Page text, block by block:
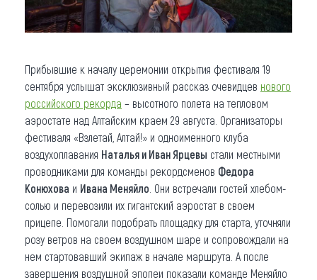
Прибывшие к началу церемонии открытия фестиваля 19
сентября услышат эксклюзивный рассказ очевидцев нового
российского рекорда – высотного полета на тепловом
аэростате над Алтайским краем 29 августа. Организаторы
фестиваля «Взлетай, Алтай!» и одноименного клуба
воздухоплавания Наталья и Иван Ярцевы стали местными
проводниками для команды рекордсменов Федора
Конюхова и Ивана Меняйло . Они встречали гостей хлебом-
солью и перевозили их гигантский аэростат в своем
прицепе. Помогали подобрать площадку для старта, уточняли
розу ветров на своем воздушном шаре и сопровождали на
нем стартовавший экипаж в начале маршрута. А после
завершения воздушной эпопеи показали команде Меняйло